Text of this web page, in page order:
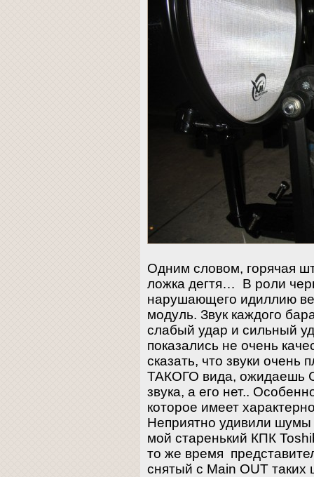
Одним словом, горячая
ложка дегтя… В роли
нарушающего идиллию
модуль. Звук каждого
слабый удар и сильный
показались не очень
сказать, что звуки очень
ТАКОГО вида,
звука, а его нет..
которое имеет
Неприятно удивили
мой старенький КПК
то же время
снятый с Main OUT